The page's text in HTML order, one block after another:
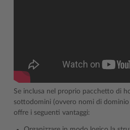
Se inclusa nel proprio pacchetto di
sottodomini (ovvero nomi di
offre i seguenti vantaggi: